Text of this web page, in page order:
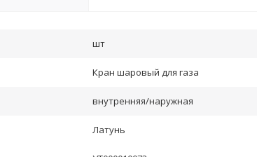
шт
Кран шаровый для газа
внутренняя/наружная
Латунь